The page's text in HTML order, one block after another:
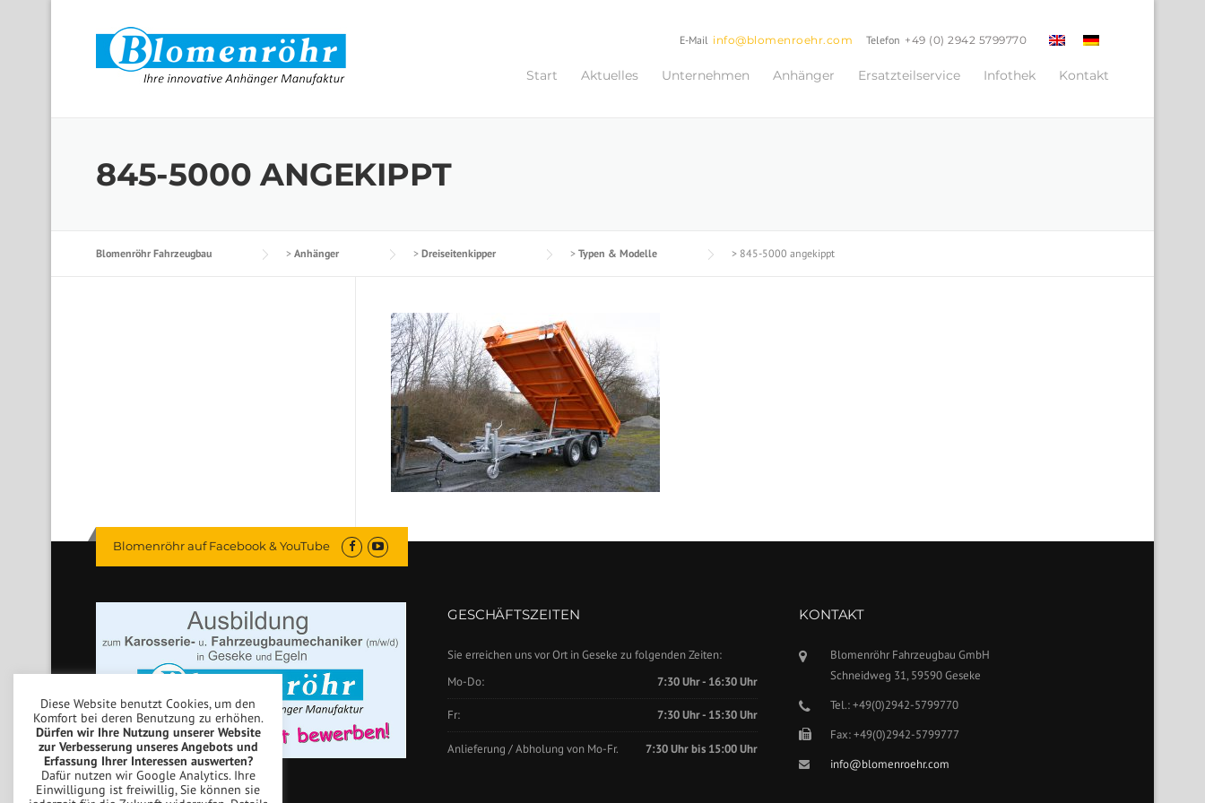
Telefon +49 (0) 2942 5799770
E-Mail info@blomenroehr.com
Start Aktuelles Unternehmen Anhänger Ersatzteilservice Infothek Kontakt
845-5000 ANGEKIPPT
Blomenröhr Fahrzeugbau > Anhänger > Dreiseitenkipper > Typen & Modelle > 845-5000 angekippt
Blomenröhr auf Facebook & YouTube
GESCHÄFTSZEITEN
Sie erreichen uns vor Ort in Geseke zu folgenden Zeiten:
Mo-Do:
7:30 Uhr - 16:30 Uhr
Fr: 7:30 Uhr - 15:30 Uhr
Anlieferung / Abholung von Mo-Fr. 7:30 Uhr bis 15:00 Uhr
KONTAKT
Blomenröhr Fahrzeugbau GmbH
Schneidweg 31, 59590 Geseke
Tel.: +49(0)2942-5799770
Fax: +49(0)2942-5799777
info@blomenroehr.com
Diese Website benutzt Cookies, um den
Komfort bei deren Benutzung zu erhöhen.
Dürfen wir Ihre Nutzung unserer Website
zur Verbesserung unseres Angebots und
Erfassung Ihrer Interessen auswerten?
Dafür nutzen wir Google Analytics. Ihre
Einwilligung ist freiwillig, Sie können sie